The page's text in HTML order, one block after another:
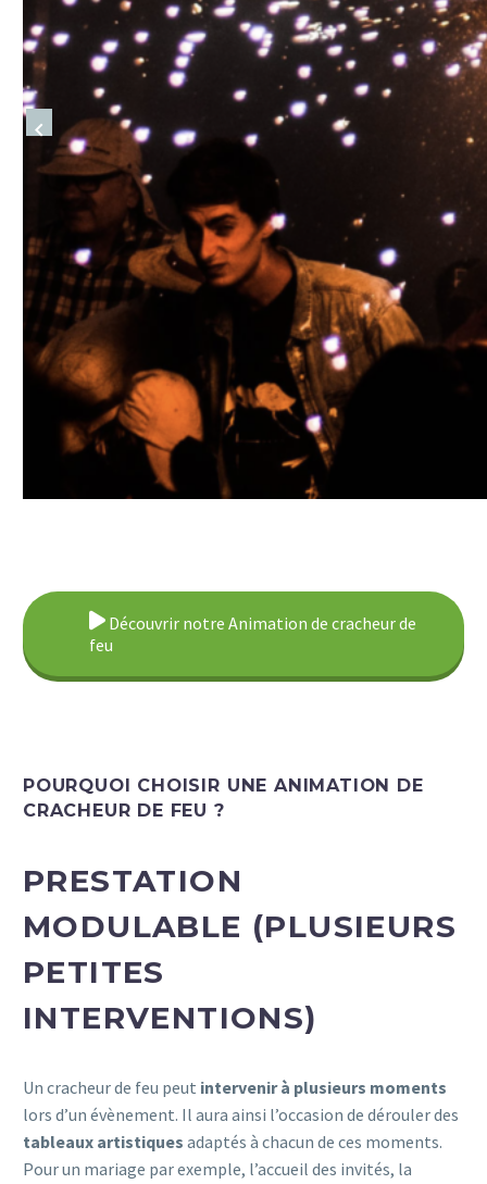
Découvrir notre Animation de cracheur de
feu
POURQUOI CHOISIR UNE ANIMATION DE
CRACHEUR DE FEU ?
PRESTATION
MODULABLE (PLUSIEURS
PETITES
INTERVENTIONS)
Un cracheur de feu peut intervenir à plusieurs moments
lors d’un évènement. Il aura ainsi l’occasion de dérouler des
tableaux artistiques adaptés à chacun de ces moments.
Pour un mariage par exemple, l’accueil des invités, la